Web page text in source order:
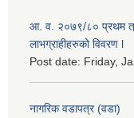
आ. व. २०७९/८० प्रथम
लाभग्राहीहरुको विवरण l
Post date: Friday,
नागरिक वडापत्र (वडा)